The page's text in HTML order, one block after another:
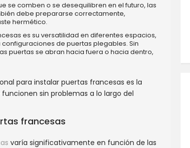
se comben o se desequilibren en el futuro, las
debe prepararse correctamente,
hermético.
es su versatilidad en diferentes espacios,
de puertas plegables. Sin
puertas se abran hacia fuera o hacia dentro,
para instalar puertas francesas es la
sin problemas a lo largo del
francesas
varía significativamente en función de las